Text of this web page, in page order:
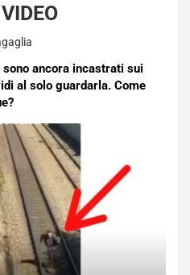
ancora incastrati sui
al solo guardarla. Come